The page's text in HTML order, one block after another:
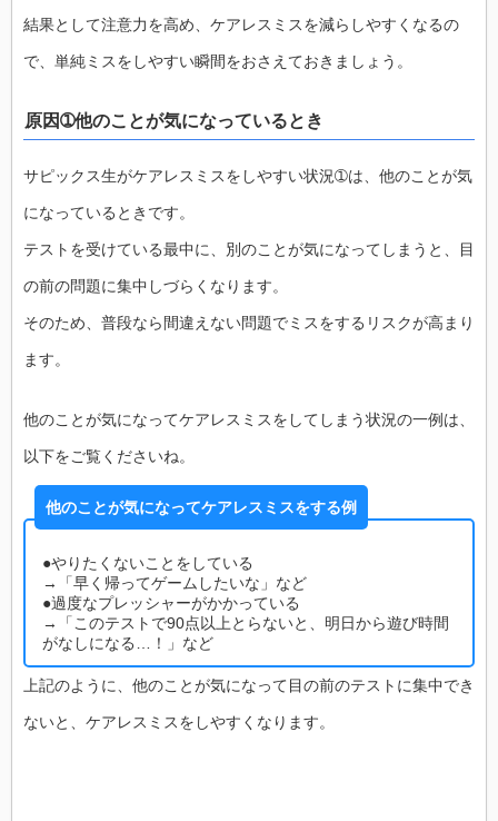
結果として注意力を高め、ケアレスミスを減らしやすくなるの
で、単純ミスをしやすい瞬間をおさえておきましょう。
原因➀他のことが気になっているとき
サピックス生がケアレスミスをしやすい状況➀は、他のことが気
になっているときです。
テストを受けている最中に、別のことが気になってしまうと、目
の前の問題に集中しづらくなります。
そのため、普段なら間違えない問題でミスをするリスクが高まり
ます。
他のことが気になってケアレスミスをしてしまう状況の一例は、
以下をご覧くださいね。
他のことが気になってケアレスミスをする例
●やりたくないことをしている
→「早く帰ってゲームしたいな」など
●過度なプレッシャーがかかっている
→「このテストで90点以上とらないと、明日から遊び時間
がなしになる…！」など
上記のように、他のことが気になって目の前のテストに集中でき
ないと、ケアレスミスをしやすくなります。